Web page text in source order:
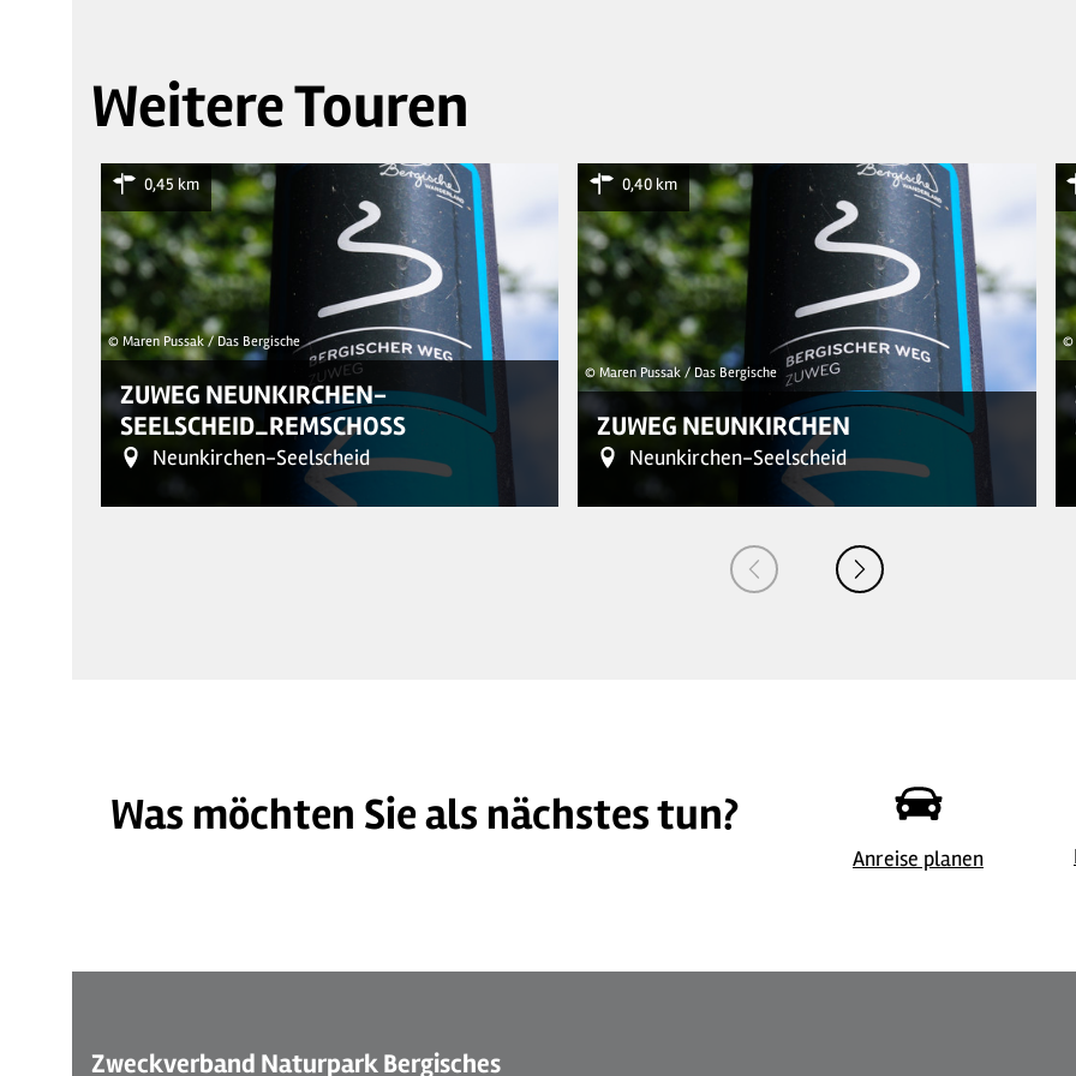
Weitere Touren
0,45 km
© Maren Pussak / Das Bergische
ZUWEG NEUNKIRCHEN-
SEELSCHEID_REMSCHOSS
Neunkirchen-Seelscheid
© | Maren Pussak / Das Bergische
0,40 km
© Maren Pussak / Das Bergische
ZUWEG NEUNKIRCHEN
Neunkirchen-Seelscheid
©| Maren Pussak / Das Bergische
©
Was möchten Sie als nächstes tun?
Anreise planen
Zweckverband Naturpark Bergisches